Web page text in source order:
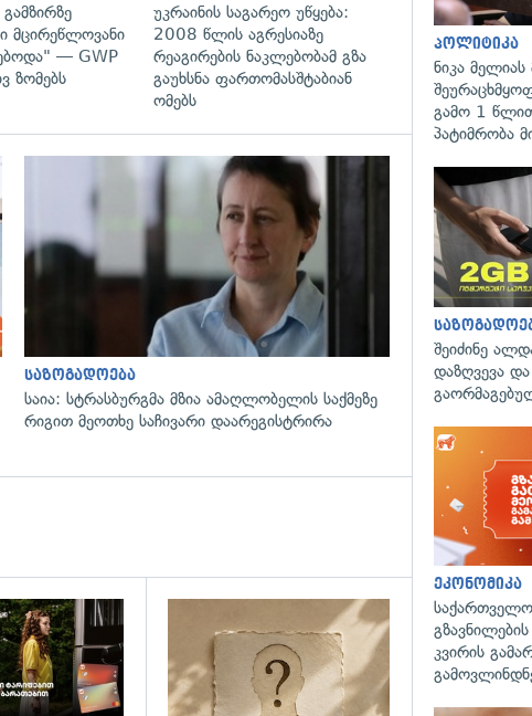
მცირეწლოვანი
— GWP
ზომებს
უკრაინის საგარეო უწყება:
2008 წლის აგრესიაზე
რეაგირების ნაკლებობამ გზა
გაუხსნა ფართომასშტაბიან
ომებს
გადახედვა
საზოგადოება
საია: სტრასბურგმა მზია ამაღლობელის საქმეზე
რიგით მეოთხე საჩივარი დაარეგისტრირა
პოლიტიკა
ნიკა
გამო 1
პატიმრობა
შეიძინე
დაზღვევა
ეკონომიკა
კვირის